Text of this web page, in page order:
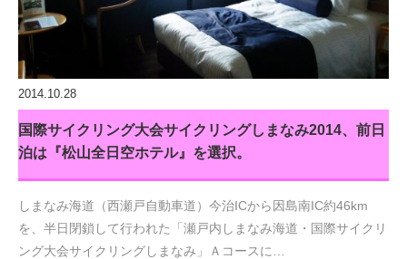
2014.10.28
国際サイクリング大会サイクリングしまなみ2014、前日
泊は『松山全日空ホテル』を選択。
しまなみ海道（西瀬戸自動車道）今治ICから因島南IC約46km
を、半日閉鎖して行われた「瀬戸内しまなみ海道・国際サイクリ
ング大会サイクリングしまなみ」Ａコースに…